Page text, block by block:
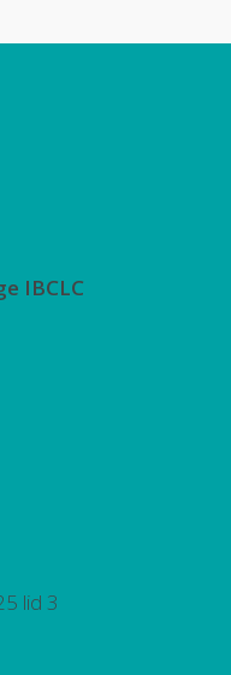
IBCLC
lid 3